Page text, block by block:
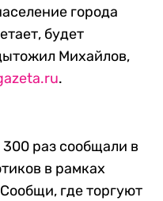
города
будет
Михайлов,
.
раз сообщали в
в рамках
где торгуют